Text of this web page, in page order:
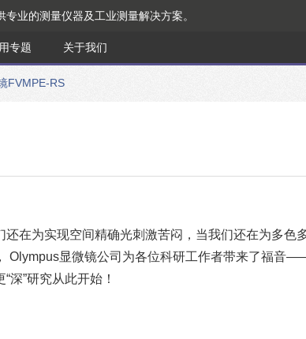
业的测量仪器及工业测量解决方案。
专题 关于我们
FVMPE-RS
在为实现空间精确光刺激苦闷，当我们还在为多色
Olympus显微镜公司为各位科研工作者带来了福音
深”研究从此开始！